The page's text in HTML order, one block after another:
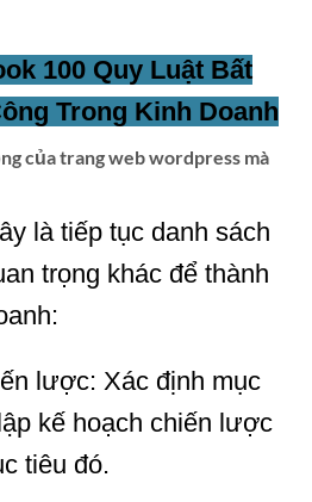
100 Quy Luật Bất
Trong Kinh Doanh
của trang web wordpress mà
là tiếp tục danh sách
trọng khác để thành
lược: Xác định mục
kế hoạch chiến lược
tiêu đó.